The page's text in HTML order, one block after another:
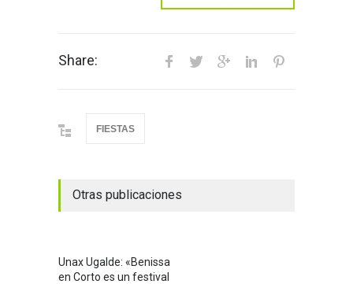
Share:
FIESTAS
Otras publicaciones
Unax Ugalde: «Benissa
en Corto es un festival